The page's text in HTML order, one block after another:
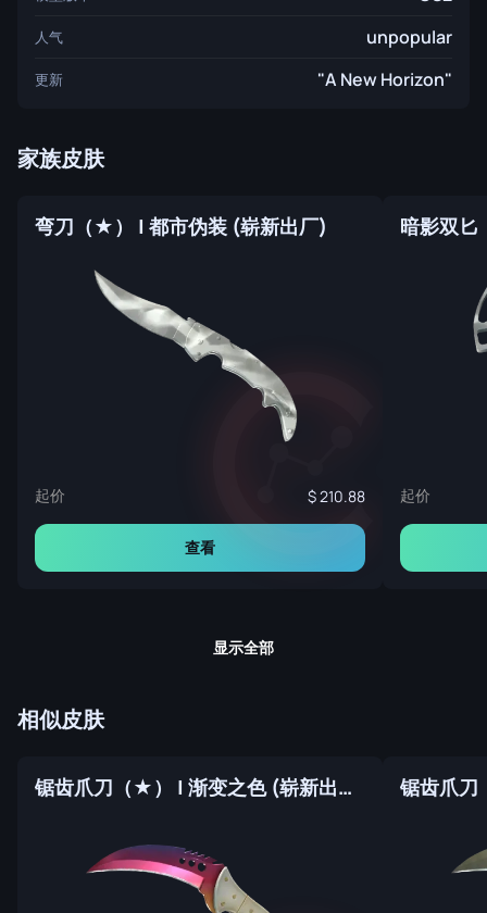
人气 unpopular
更新 "A New Horizon"
家族皮肤
弯刀（★） | 都市伪装 (崭新出厂)
起价 210.88
查看
起价
显示全部
相似皮肤
锯齿爪刀（★） | 渐变之色 (崭新出厂)